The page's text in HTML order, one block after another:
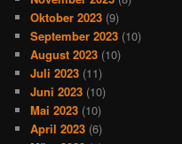
Oktober 2023 (9)
September 2023 (10)
August 2023 (10)
Juli 2023 (11)
Juni 2023 (10)
Mai 2023 (10)
April 2023 (6)